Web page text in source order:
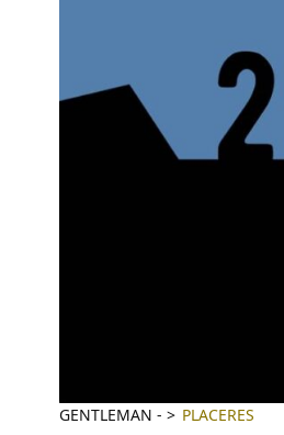
GENTLEMAN - PLACERES